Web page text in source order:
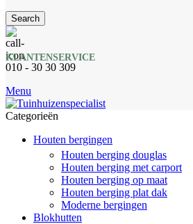
Search
KLANTENSERVICE
010 - 30 30 309
Menu
Categorieën
Houten bergingen
Houten berging douglas
Houten berging met carport
Houten berging op maat
Houten berging plat dak
Moderne bergingen
Blokhutten